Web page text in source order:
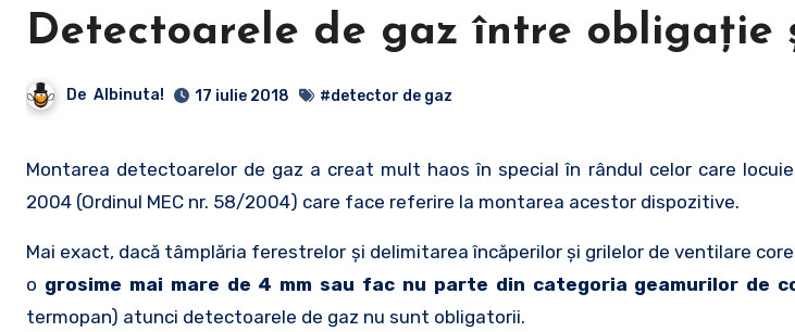
Detectoarele de gaz între obligație
De Albinuta! 17 iulie 2018 #detector de gaz
Montarea detectoarelor de gaz a creat mult haos în special în rândul celor care locuiesc la bloc. Există o lege încă din
2004 (Ordinul MEC nr. 58/2004) care face referire la montarea acestor dispozitive.
Mai exact, dacă tâmplăria ferestrelor și delimitarea încăperilor și grilelor de ventilare
o grosime mai mare de 4 mm sau fac nu parte din categoria geamurilor de
termopan) atunci detectoarele de gaz nu sunt obligatorii.